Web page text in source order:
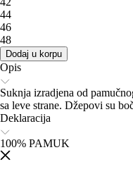
44
46
48
Dodaj u korpu
Opis
Suknja izradjena od
sa leve strane. Džepovi su
Deklaracija
100% PAMUK